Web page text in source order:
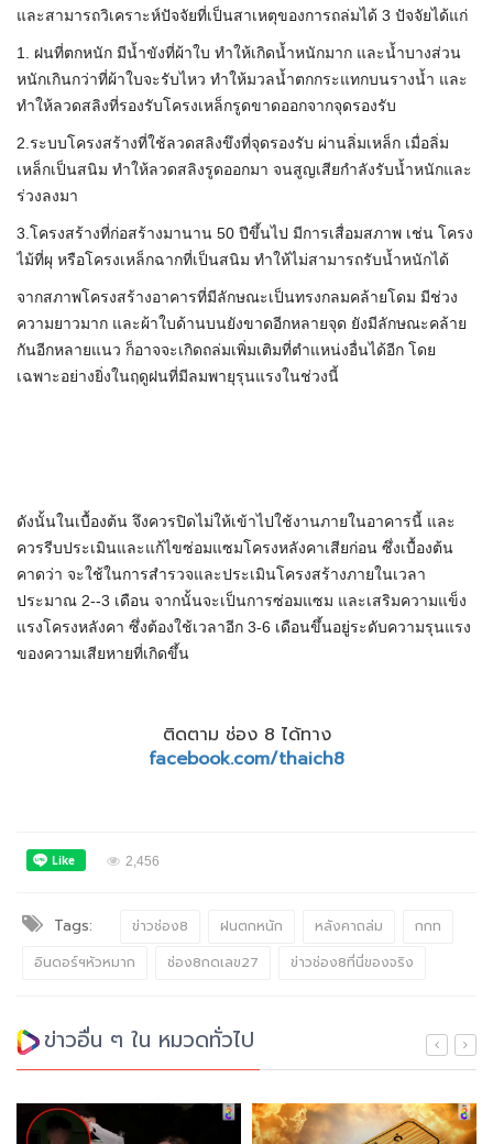
และสามารถวิเคราะห์ปัจจัยที่เป็นสาเหตุของการถล่มได้ 3 ปัจจัยได้แก่
1. ฝนที่ตกหนัก มีน้ำขังที่ผ้าใบ ทำให้เกิดน้ำหนักมาก และน้ำบางส่วน
หนักเกินกว่าที่ผ้าใบจะรับไหว ทำให้มวลน้ำตกกระแทกบนรางน้ำ และ
ทำให้ลวดสลิงที่รองรับโครงเหล็กรูดขาดออกจากจุดรองรับ
2.ระบบโครงสร้างที่ใช้ลวดสลิงขึงที่จุดรองรับ ผ่านลิ่มเหล็ก เมื่อลิ่ม
เหล็กเป็นสนิม ทำให้ลวดสลิงรูดออกมา จนสูญเสียกำลังรับน้ำหนักและ
ร่วงลงมา
3.โครงสร้างที่ก่อสร้างมานาน 50 ปีขึ้นไป มีการเสื่อมสภาพ เช่น โครง
ไม้ที่ผุ หรือโครงเหล็กฉากที่เป็นสนิม ทำให้ไม่สามารถรับน้ำหนักได้
จากสภาพโครงสร้างอาคารที่มีลักษณะเป็นทรงกลมคล้ายโดม มีช่วง
ความยาวมาก และผ้าใบด้านบนยังขาดอีกหลายจุด ยังมีลักษณะคล้าย
กันอีกหลายแนว ก็อาจจะเกิดถล่มเพิ่มเติมที่ตำแหน่งอื่นได้อีก โดย
เฉพาะอย่างยิ่งในฤดูฝนที่มีลมพายุรุนแรงในช่วงนี้
ดังนั้นในเบื้องต้น จึงควรปิดไม่ให้เข้าไปใช้งานภายในอาคารนี้ และ
ควรรีบประเมินและแก้ไขซ่อมแซมโครงหลังคาเสียก่อน ซึ่งเบื้องต้น
คาดว่า จะใช้ในการสำรวจและประเมินโครงสร้างภายในเวลา
ประมาณ 2--3 เดือน จากนั้นจะเป็นการซ่อมแซม และเสริมความแข็ง
แรงโครงหลังคา ซึ่งต้องใช้เวลาอีก 3-6 เดือนขึ้นอยู่ระดับความรุนแรง
ของความเสียหายที่เกิดขึ้น
ติดตาม ช่อง 8 ได้ทาง
facebook.com/thaich8
2,456
Tags: ข่าวช่อง8 ฝนตกหนัก หลังคาถล่ม
กกท
อินดอร์ฯหัวหมาก
ช่อง8กดเลข27 ข่าวช่อง8ที่นี่ของจริง
ข่าวอื่น ๆ ใน หมวดทั่วไป